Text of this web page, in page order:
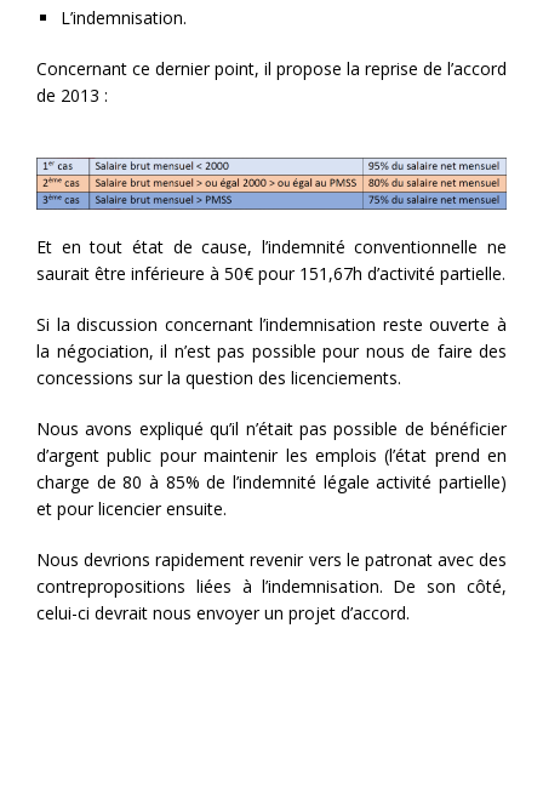
L’indemnisation.
Concernant ce dernier point, il propose la reprise de l’accord
de 2013 :
Et en tout état de cause, l’indemnité conventionnelle ne
saurait être inférieure à 50€ pour 151,67h d’activité partielle.
Si la discussion concernant l’indemnisation reste ouverte à
la négociation, il n’est pas possible pour nous de faire des
concessions sur la question des licenciements.
Nous avons expliqué qu’il n’était pas possible de bénéficier
d’argent public pour maintenir les emplois (l’état prend en
charge de 80 à 85% de l’indemnité légale activité partielle)
et pour licencier ensuite.
Nous devrions rapidement revenir vers le patronat avec des
contrepropositions liées à l’indemnisation. De son côté,
celui-ci devrait nous envoyer un projet d’accord.